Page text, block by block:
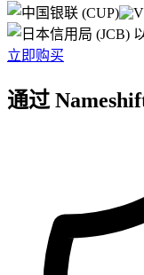
立即购买
通过